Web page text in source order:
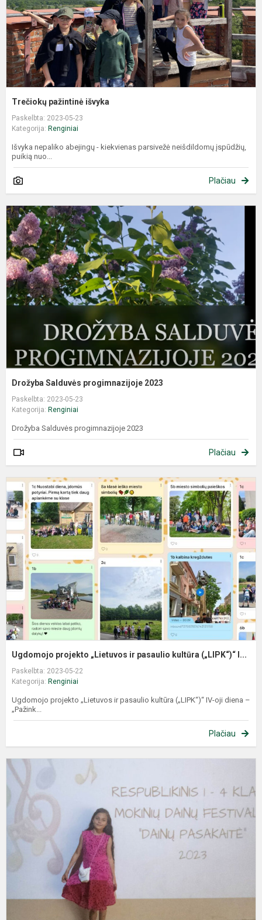
Trečiokų pažintinė išvyka
Paskelbta: 2023-05-23
Kategorija: Renginiai
Išvyka nepaliko abejingų - kiekvienas parsivežė neišdildomų įspūdžių,
puikią nuo...
Plačiau
Drožyba Salduvės progimnazijoje 2023
Paskelbta: 2023-05-23
Kategorija: Renginiai
Drožyba Salduvės progimnazijoje 2023
Plačiau
Ugdomojo projekto „Lietuvos ir pasaulio kultūra („LIPK“)“ I...
Paskelbta: 2023-05-22
Kategorija: Renginiai
Ugdomojo projekto „Lietuvos ir pasaulio kultūra („LIPK“)“ IV-oji diena –
„Pažink...
Plačiau